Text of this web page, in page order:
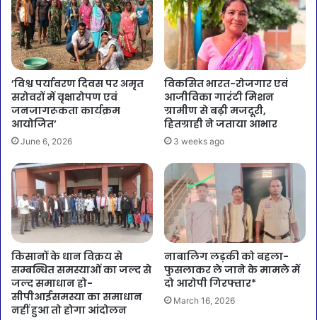
’विश्व पर्यावरण दिवस पर अमृत
सरोवरों में वृक्षारोपण एवं
जनजागरूकता कार्यक्रम
आयोजित’
June 6, 2026
विकसित भारत-रोजगार एवं
आजीविका गारंटी मिशन
ग्रामीण से बढ़ी मजदूरी,
हितग्राही ने जताया आभार
3 weeks ago
किसानों के धान विक्रय से
सम्बन्धित समस्याओं का जल्द से
जल्द समाधान हो-
सीपीआईसमस्या का समाधान
नहीं हुआ तो होगा आंदोलन
नाबालिग लड़की को बहला-
फुसलाकर ले जाने के मामले में
दो आरोपी गिरफ्तार*
March 16, 2026